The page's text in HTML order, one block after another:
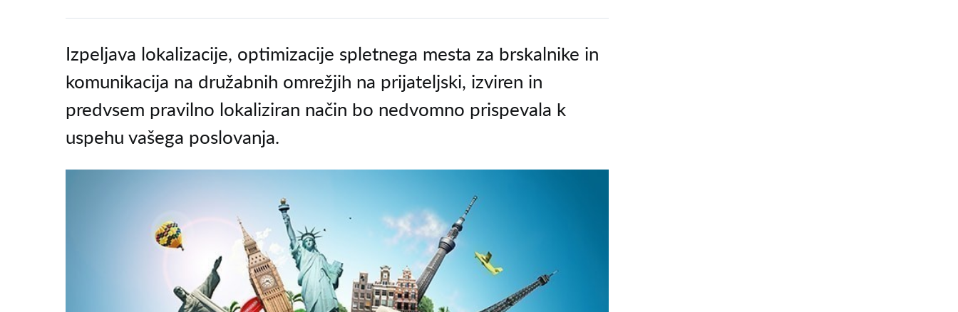
Izpeljava lokalizacije, optimizacije spletnega mesta za brskalnike in
komunikacija na družabnih omrežjih na prijateljski, izviren in
predvsem pravilno lokaliziran način bo nedvomno prispevala k
uspehu vašega poslovanja.